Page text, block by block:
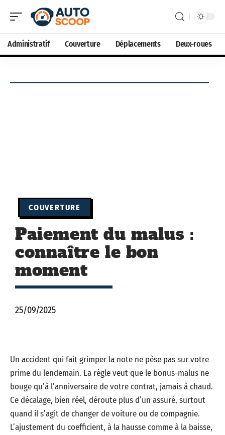
Administratif Couverture Déplacements Deux-roues
COUVERTURE
Paiement du malus :
connaître le bon
moment
25/09/2025
Un accident qui fait grimper la note ne pèse pas sur votre
prime du lendemain. La règle veut que le bonus-malus ne
bouge qu’à l’anniversaire de votre contrat, jamais à chaud.
Ce décalage, bien réel, déroute plus d’un assuré, surtout
quand il s’agit de changer de voiture ou de compagnie.
L’ajustement du coefficient, à la hausse comme à la baisse,